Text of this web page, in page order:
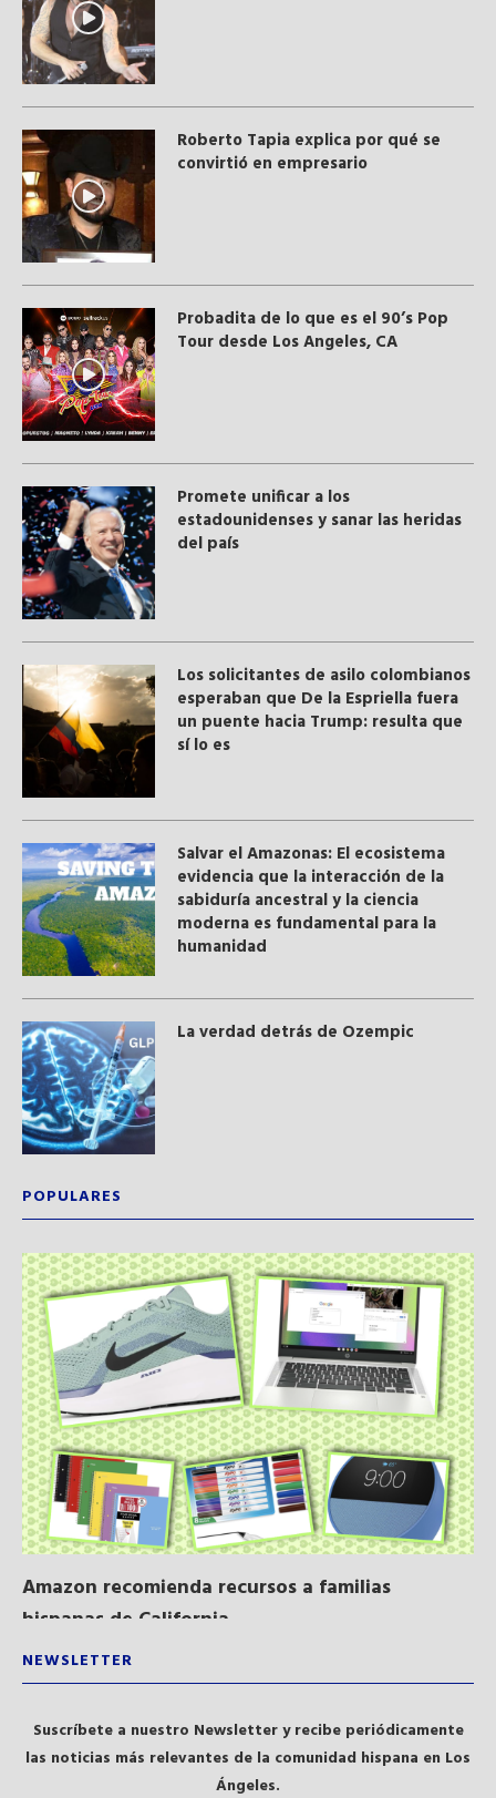
Roberto Tapia explica por qué se
convirtió en empresario
Probadita de lo que es el 90’s Pop
Tour desde Los Angeles, CA
Promete unificar a los
estadounidenses y sanar las heridas
del país
Los solicitantes de asilo colombianos
esperaban que De la Espriella fuera
un puente hacia Trump: resulta que
sí lo es
Salvar el Amazonas: El ecosistema
evidencia que la interacción de la
sabiduría ancestral y ​la ciencia
moderna​ es fundamental para la
humanidad
La verdad detrás de Ozempic
POPULARES
Amazon recomienda recursos a familias
hispanas de California...
NEWSLETTER
Suscríbete a nuestro Newsletter y recibe periódicamente
las noticias más relevantes de la comunidad hispana en Los
Ángeles.